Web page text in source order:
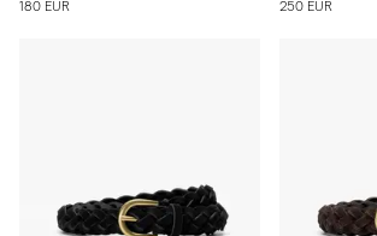
180 EUR 250 EUR